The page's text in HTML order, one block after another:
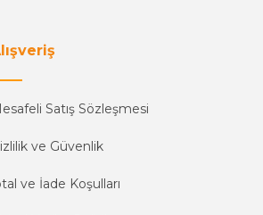
Satış Sözleşmesi
ve Güvenlik
ve İade Koşulları